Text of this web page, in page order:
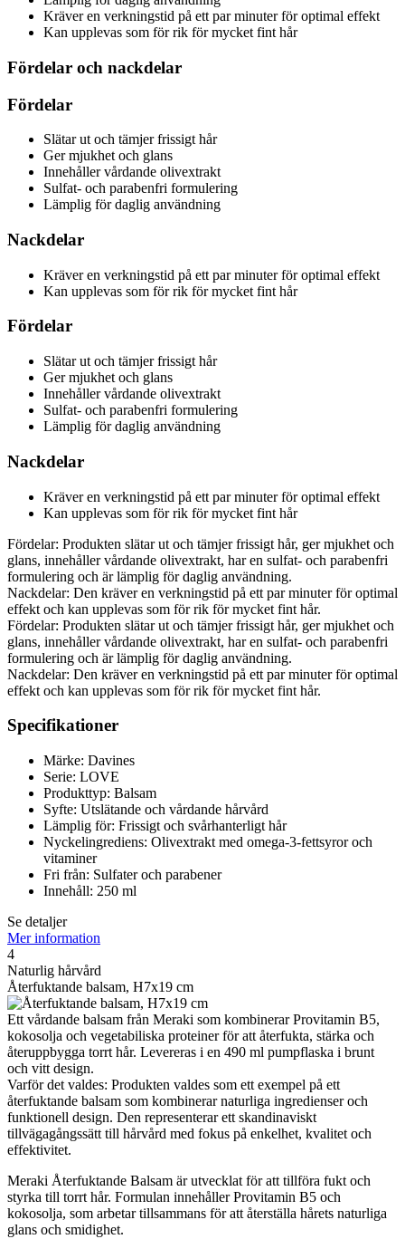
Kräver en verkningstid på ett par minuter för optimal effekt
Kan upplevas som för rik för mycket fint hår
Fördelar och nackdelar
Fördelar
Slätar ut och tämjer frissigt hår
Ger mjukhet och glans
Innehåller vårdande olivextrakt
Sulfat- och parabenfri formulering
Lämplig för daglig användning
Nackdelar
Kräver en verkningstid på ett par minuter för optimal effekt
Kan upplevas som för rik för mycket fint hår
Fördelar
Slätar ut och tämjer frissigt hår
Ger mjukhet och glans
Innehåller vårdande olivextrakt
Sulfat- och parabenfri formulering
Lämplig för daglig användning
Nackdelar
Kräver en verkningstid på ett par minuter för optimal effekt
Kan upplevas som för rik för mycket fint hår
Fördelar: Produkten slätar ut och tämjer frissigt hår, ger mjukhet och
glans, innehåller vårdande olivextrakt, har en sulfat- och parabenfri
formulering och är lämplig för daglig användning.
Nackdelar: Den kräver en verkningstid på ett par minuter för optimal
effekt och kan upplevas som för rik för mycket fint hår.
Fördelar: Produkten slätar ut och tämjer frissigt hår, ger mjukhet och
glans, innehåller vårdande olivextrakt, har en sulfat- och parabenfri
formulering och är lämplig för daglig användning.
Nackdelar: Den kräver en verkningstid på ett par minuter för optimal
effekt och kan upplevas som för rik för mycket fint hår.
Specifikationer
Märke: Davines
Serie: LOVE
Produkttyp: Balsam
Syfte: Utslätande och vårdande hårvård
Lämplig för: Frissigt och svårhanterligt hår
Nyckelingrediens: Olivextrakt med omega-3-fettsyror och
vitaminer
Fri från: Sulfater och parabener
Innehåll: 250 ml
Se detaljer
Mer information
4
Naturlig hårvård
Återfuktande balsam, H7x19 cm
Ett vårdande balsam från Meraki som kombinerar Provitamin B5,
kokosolja och vegetabiliska proteiner för att återfukta, stärka och
återuppbygga torrt hår. Levereras i en 490 ml pumpflaska i brunt
och vitt design.
Varför det valdes: Produkten valdes som ett exempel på ett
återfuktande balsam som kombinerar naturliga ingredienser och
funktionell design. Den representerar ett skandinaviskt
tillvägagångssätt till hårvård med fokus på enkelhet, kvalitet och
effektivitet.
Meraki Återfuktande Balsam är utvecklat för att tillföra fukt och
styrka till torrt hår. Formulan innehåller Provitamin B5 och
kokosolja, som arbetar tillsammans för att återställa hårets naturliga
glans och smidighet.